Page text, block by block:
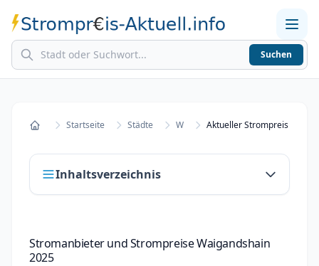
Home
Stromkosten berechnen
Suchen
StartseiteStartseite Städte W
Inhaltsverzeichnis
Waigandshain 2025
Stromanbieter und Strompreise Waigandshain
2025